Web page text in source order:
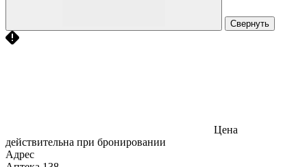
Свернуть
Цена
действительна при бронировании
Адрес